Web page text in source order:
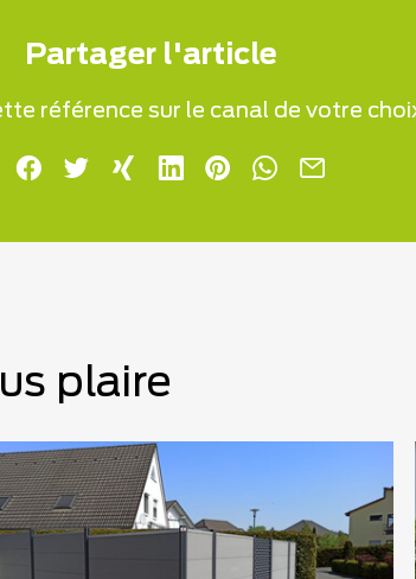
Partager l'article
référence sur le canal de votre
plaire